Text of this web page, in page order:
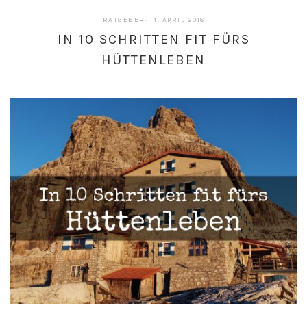
RATGEBER · 14. APRIL 2018
2019
IN 10 SCHRITTEN FIT FÜRS
HÜTTENLEBEN